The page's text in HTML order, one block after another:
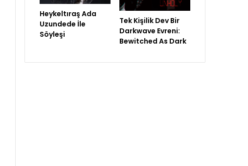
Heykeltıraş Ada
Uzundede İle
Söyleşi
Tek Kişilik Dev Bir
Darkwave Evreni:
Bewitched As Dark